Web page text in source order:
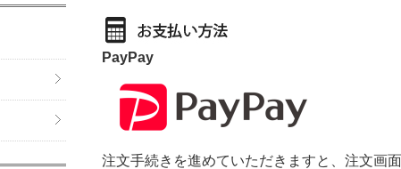
PayPay
注文手続きを進めていただきますと、注文画